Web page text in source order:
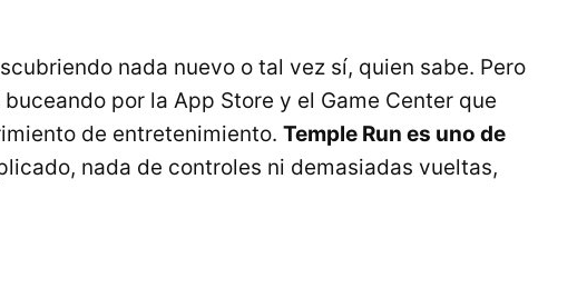
nada nuevo o tal vez sí, quien sabe. Pero
por la App Store y el Game Center que
de entretenimiento. Temple Run es uno de
nada de controles ni demasiadas vueltas,